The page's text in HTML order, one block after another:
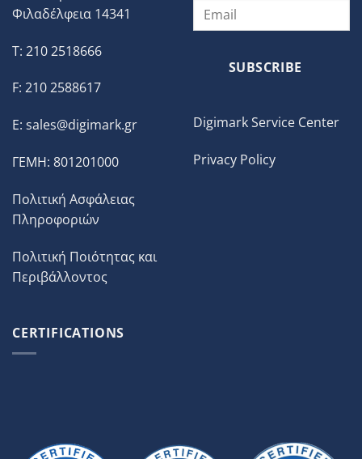
Φιλαδέλφεια 14341
T: 210 2518666
F: 210 2588617
E: sales@digimark.gr
ΓΕΜΗ: 801201000
Πολιτική Ασφάλειας
Πληροφοριών
Πολιτική Ποιότητας και
Περιβάλλοντος
SUBSCRIBE
Digimark Service Center
Privacy Policy
CERTIFICATIONS